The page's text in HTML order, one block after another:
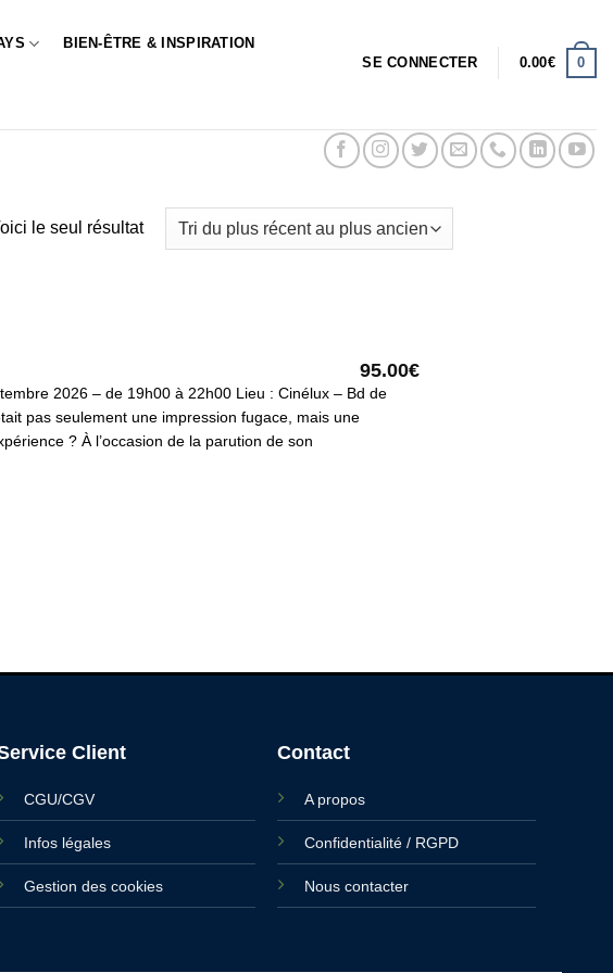
BIEN-ÊTRE & INSPIRATION
SE CONNECTER 0.00€ 0
le seul résultat
95.00€
2026 – de 19h00 à 22h00 Lieu : Cinélux – Bd de
pas seulement une impression fugace, mais une
? À l’occasion de la parution de son
Client
CGU/CGV
Infos légales
Gestion des cookies
Contact
A propos
Confidentialité / RGPD
Nous contacter